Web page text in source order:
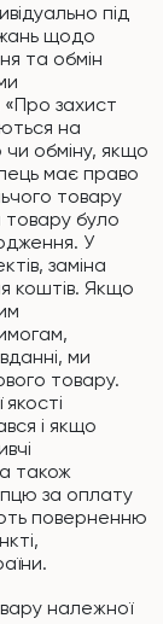
під
щодо
та обмін
«Про захист
на
обміну, якщо
має право
товару
товару було
У
заміна
коштів. Якщо
ми
товару.
і якщо
також
за оплату
поверненню
належної